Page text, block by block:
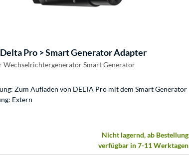
Delta Pro > Smart Generator Adapter
Wechselrichtergenerator Smart Generator
Zum Aufladen von DELTA Pro mit dem Smart Generator
Extern
Nicht lagernd, ab Bestellung
verfügbar in 7-11 Werktagen